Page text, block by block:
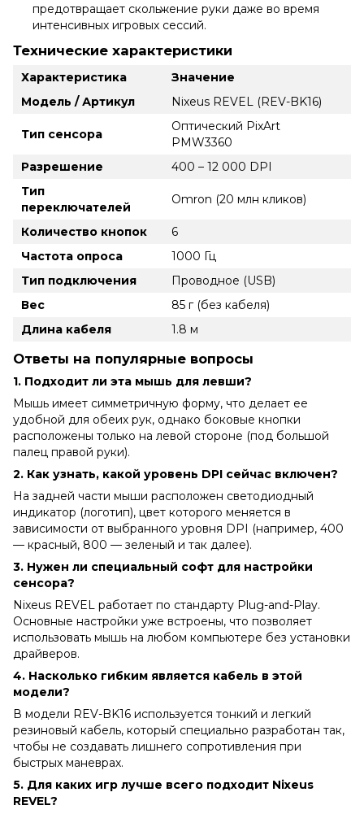
предотвращает скольжение руки даже во время
интенсивных игровых сессий.
Технические характеристики
Характеристика
Значение
Модель / Артикул
Nixeus REVEL (REV-BK16)
Тип сенсора
Оптический PixArt
PMW3360
Разрешение
400 – 12 000 DPI
Тип
переключателей
Omron (20 млн кликов)
Количество кнопок
6
Частота опроса
1000 Гц
Тип подключения
Проводное (USB)
Вес
85 г (без кабеля)
Длина кабеля
1.8 м
Ответы на популярные вопросы
1. Подходит ли эта мышь для левши?
Мышь имеет симметричную форму, что делает ее
удобной для обеих рук, однако боковые кнопки
расположены только на левой стороне (под большой
палец правой руки).
2. Как узнать, какой уровень DPI сейчас включен?
На задней части мыши расположен светодиодный
индикатор (логотип), цвет которого меняется в
зависимости от выбранного уровня DPI (например, 400
— красный, 800 — зеленый и так далее).
3. Нужен ли специальный софт для настройки
сенсора?
Nixeus REVEL работает по стандарту Plug-and-Play.
Основные настройки уже встроены, что позволяет
использовать мышь на любом компьютере без установки
драйверов.
4. Насколько гибким является кабель в этой
модели?
В модели REV-BK16 используется тонкий и легкий
резиновый кабель, который специально разработан так,
чтобы не создавать лишнего сопротивления при
быстрых маневрах.
5. Для каких игр лучше всего подходит Nixeus
REVEL?